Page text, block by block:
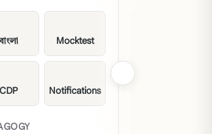
Mocktest
CDP Notifications